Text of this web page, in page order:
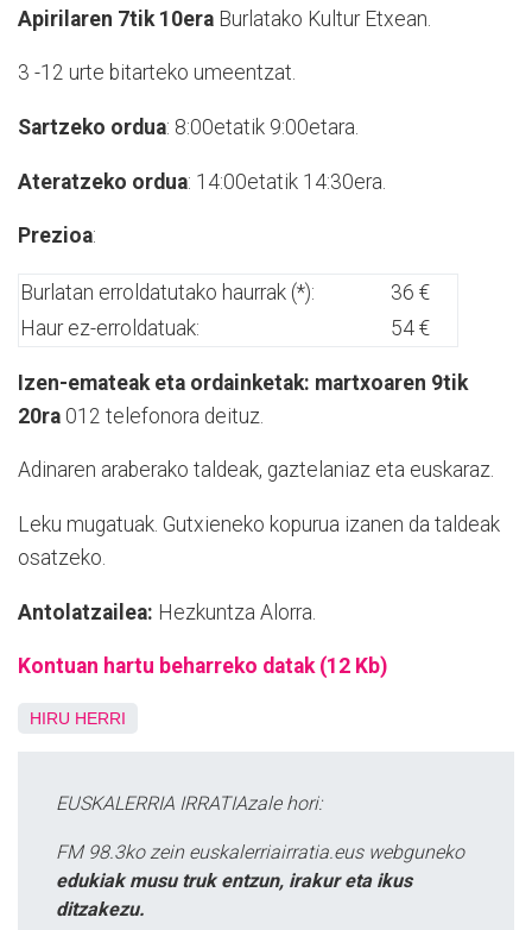
Apirilaren 7tik 10era Burlatako Kultur Etxean.
3 -12 urte bitarteko umeentzat.
Sartzeko ordua: 8:00etatik 9:00etara.
Ateratzeko ordua: 14:00etatik 14:30era.
Prezioa:
Burlatan erroldatutako haurrak (*):
36 €
Haur ez-erroldatuak:
54 €
Izen-emateak eta ordainketak: martxoaren 9tik
20ra 012 telefonora deituz.
Adinaren araberako taldeak, gaztelaniaz eta euskaraz.
Leku mugatuak. Gutxieneko kopurua izanen da taldeak
osatzeko.
Antolatzailea: Hezkuntza Alorra.
Kontuan hartu beharreko datak (12 Kb)
HIRU HERRI
EUSKALERRIA IRRATIAzale hori:
FM 98.3ko zein euskalerriairratia.eus webguneko
edukiak musu truk entzun, irakur eta ikus
ditzakezu.